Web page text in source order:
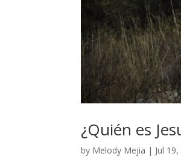
¿Quién es
by Melody Mejia | Jul